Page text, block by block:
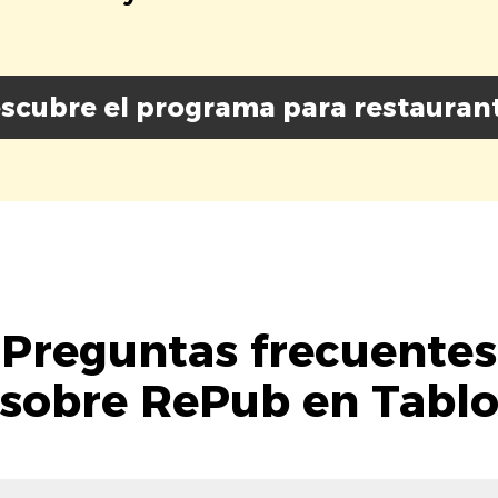
el programa para
Preguntas frecuentes
sobre RePub en Tablo